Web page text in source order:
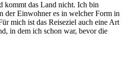
kommt das Land nicht. Ich bin
der Einwohner es in welcher Form in
mich ist das Reiseziel auch eine Art
in dem ich schon war, bevor die